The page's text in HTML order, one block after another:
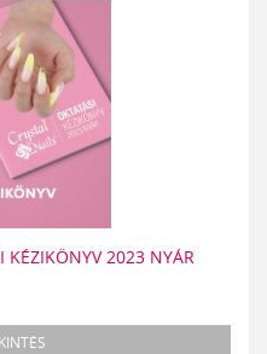
KÉZIKÖNYV 2023 NYÁR